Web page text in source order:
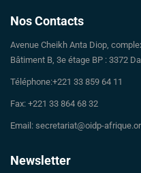
Nos Contacts
Avenue Cheikh Anta Diop,
Bâtiment B, 3e étage BP : 3372
Téléphone:+221 33 859 64 11
Fax: +221 33 864 68 32
Email: secretariat@oidp-
Newsletter